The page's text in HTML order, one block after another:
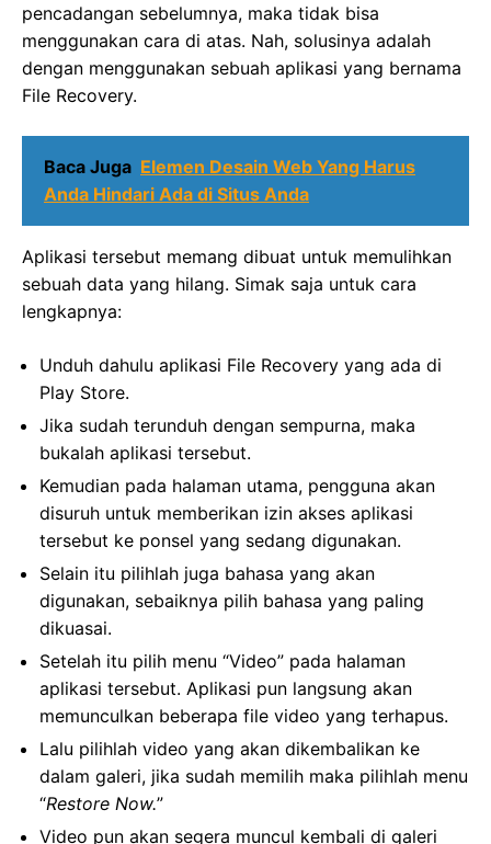
pencadangan sebelumnya, maka tidak bisa
menggunakan cara di atas. Nah, solusinya adalah
dengan menggunakan sebuah aplikasi yang bernama
File Recovery.
Baca Juga Elemen Desain Web Yang Harus
Anda Hindari Ada di Situs Anda
Aplikasi tersebut memang dibuat untuk memulihkan
sebuah data yang hilang. Simak saja untuk cara
lengkapnya:
Unduh dahulu aplikasi File Recovery yang ada di
Play Store.
Jika sudah terunduh dengan sempurna, maka
bukalah aplikasi tersebut.
Kemudian pada halaman utama, pengguna akan
disuruh untuk memberikan izin akses aplikasi
tersebut ke ponsel yang sedang digunakan.
Selain itu pilihlah juga bahasa yang akan
digunakan, sebaiknya pilih bahasa yang paling
dikuasai.
Setelah itu pilih menu “Video” pada halaman
aplikasi tersebut. Aplikasi pun langsung akan
memunculkan beberapa file video yang terhapus.
Lalu pilihlah video yang akan dikembalikan ke
dalam galeri, jika sudah memilih maka pilihlah menu
“Restore Now.”
Video pun akan segera muncul kembali di galeri